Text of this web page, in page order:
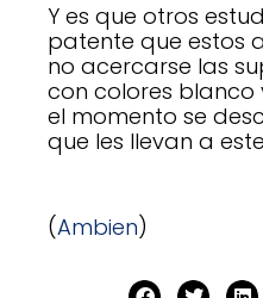
Y es que otros
patente que estos
no acercarse las
con colores blanco
el momento se
que les llevan a
(Ambien)